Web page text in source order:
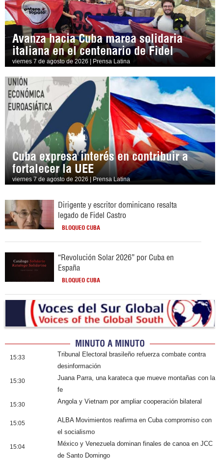
Avanza hacia Cuba marea solidaria
italiana en el centenario de Fidel
viernes 7 de agosto de 2026 | Prensa Latina
Cuba expresa interés en contribuir a
fortalecer la UEE
viernes 7 de agosto de 2026 | Prensa Latina
Dirigente y escritor dominicano resalta
legado de Fidel Castro
BLOQUEO CUBA
“Revolución Solar 2026” por Cuba en
España
BLOQUEO CUBA
MINUTO A MINUTO
15:33
Tribunal Electoral brasileño refuerza combate contra
desinformación
15:30
Juana Parra, una karateca que mueve montañas con la
fe
15:30 Angola y Vietnam por ampliar cooperación bilateral
15:05
ALBA Movimientos reafirma en Cuba compromiso con
el socialismo
15:04
México y Venezuela dominan finales de canoa en JCC
de Santo Domingo